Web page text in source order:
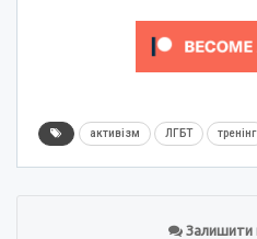
активізм ЛГБТ тренінг
Залишити